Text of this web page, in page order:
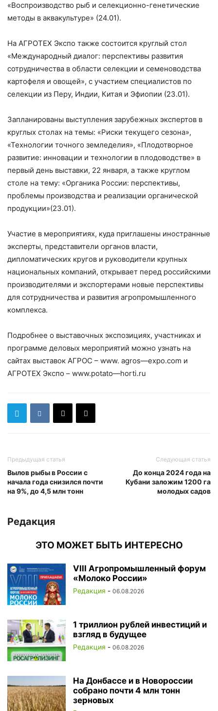
«Воспроизводство рыб и селекционно-генетические
методы в аквакультуре» (24.01).
На АГРОТЕХ Экспо также состоится круглый стол
«Международный диалог: перспективы развития
сотрудничества в области селекции и семеноводства
картофеля и овощей», с участием специалистов по
селекции из Перу, Индии, Китая и Эфиопии (23.01).
Запланированы выступления зарубежных экспертов в
круглых столах на темы: «Риски текущего сезона»,
«Технологии точного земледелия», «Плодотворное
развитие: инновации и технологии в плодоводстве» в
первый день выставки, 22 января, а также круглом
столе на тему: «Органика России: перспективы,
проблемы производства и реализации органической
продукции»(23.01).
Участие в мероприятиях, куда приглашены иностранные
эксперты, представители органов власти,
дипломатических кругов и руководители крупных
национальных компаний, открывает перед российскими
производителями и экспортерами новые перспективы
для сотрудничества и развития агропромышленного
комплекса.
Подробнее о выставочных экспозициях, участниках и
программе деловых мероприятий можно узнать на
сайтах выставок АГРОС – www. agros—expo.com и
АГРОТЕХ Экспо – www.potato—horti.ru
Предыдущая статья
Вылов рыбы в России с
начала года снизился почти
на 9%, до 4,5 млн тонн
Следующая статья
До конца 2024 года на
Кубани заложим 1200 га
молодых садов
Редакция
ЭТО МОЖЕТ БЫТЬ ИНТЕРЕСНО
VIII Агропромышленный форум
«Молоко России»
Редакция - 06.08.2026
1 триллион рублей инвестиций и
взгляд в будущее
Редакция - 06.08.2026
На Донбассе и в Новороссии
собрано почти 4 млн тонн
зерновых